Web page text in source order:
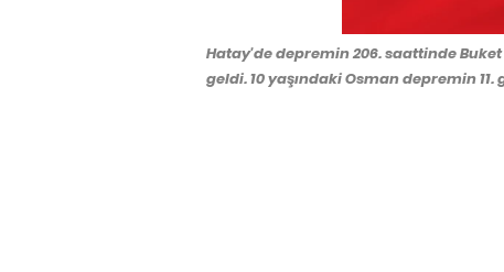
Hatay'de depremin 206. saattinde
geldi. 10 yaşındaki Osman depremin